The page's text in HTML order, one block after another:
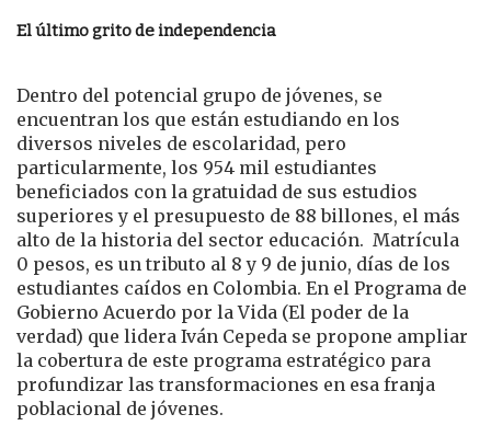
El último grito de independencia
Dentro del potencial grupo de jóvenes, se
encuentran los que están estudiando en los
diversos niveles de escolaridad, pero
particularmente, los 954 mil estudiantes
beneficiados con la gratuidad de sus estudios
superiores y el presupuesto de 88 billones, el más
alto de la historia del sector educación. Matrícula
0 pesos, es un tributo al 8 y 9 de junio, días de los
estudiantes caídos en Colombia. En el Programa de
Gobierno Acuerdo por la Vida (El poder de la
verdad) que lidera Iván Cepeda se propone ampliar
la cobertura de este programa estratégico para
profundizar las transformaciones en esa franja
poblacional de jóvenes.